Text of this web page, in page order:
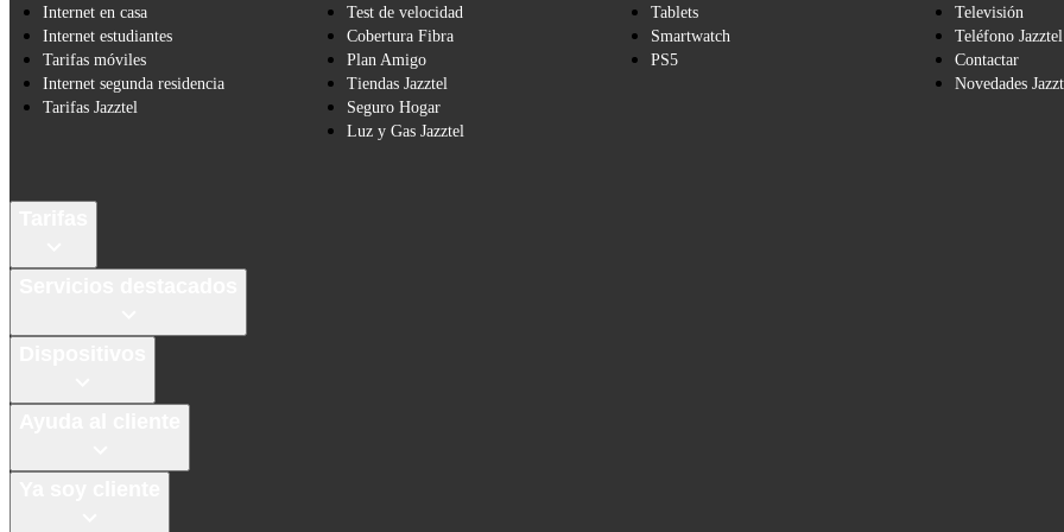
Internet en casa
Internet estudiantes
Tarifas móviles
Internet segunda residencia
Tarifas Jazztel
Test de velocidad
Cobertura Fibra
Plan Amigo
Tiendas Jazztel
Seguro Hogar
Luz y Gas Jazztel
Tablets
Smartwatch
PS5
Televisión
Teléfono Jazztel
Contactar
Novedades